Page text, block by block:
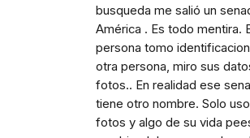
busqueda me salió un
América . Es todo mentira.
persona tomo
otra persona, miro sus
fotos.. En realidad ese
tiene otro nombre. Solo
fotos y algo de su vida